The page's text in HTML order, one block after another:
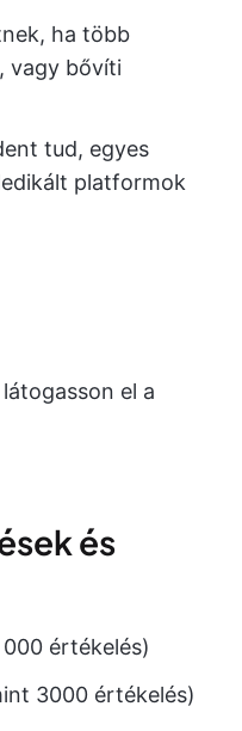
ha több
vagy bővíti
tud, egyes
platformok
el a
és
értékelés)
3000 értékelés)